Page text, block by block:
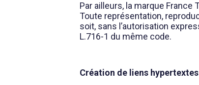
Par ailleurs, la marque
Toute représentation,
soit, sans l’autorisation
L.716-1 du même code.
Création de liens hypertextes